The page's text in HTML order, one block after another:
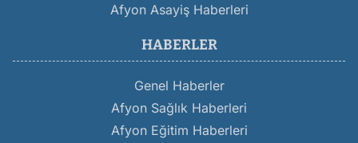
Afyon Asayiş Haberleri
HABERLER
Genel Haberler
Afyon Sağlık Haberleri
Afyon Eğitim Haberleri